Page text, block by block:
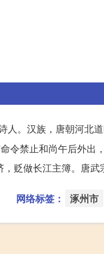
人。汉族，唐朝河北
令禁止和尚午后外
贬做长江主簿。唐武
网络标签： 涿州市